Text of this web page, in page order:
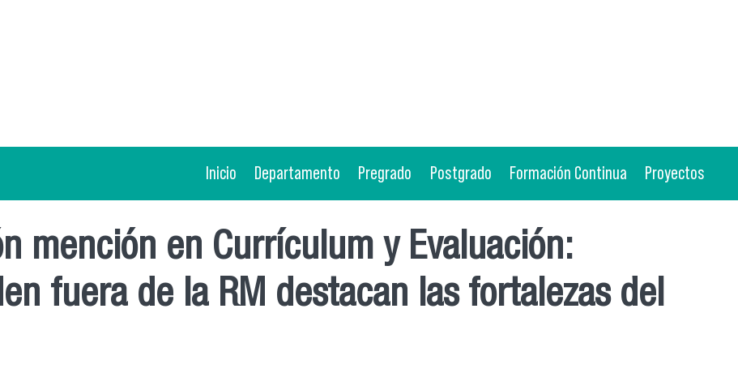
Inicio Departamento Pregrado Postgrado Formación Continua Proyectos
mención en Currículum y Evaluación:
fuera de la RM destacan las fortalezas del